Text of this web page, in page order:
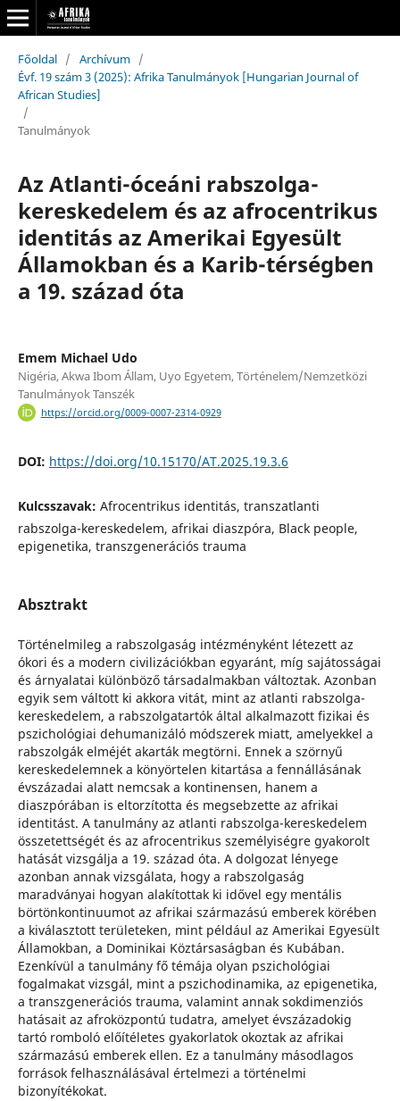
Főoldal / Archívum /
Évf. 19 szám 3 (2025): Afrika Tanulmányok [Hungarian Journal of
African Studies]
/
Tanulmányok
Az Atlanti-óceáni rabszolga-
kereskedelem és az afrocentrikus
identitás az Amerikai Egyesült
Államokban és a Karib-térségben
a 19. század óta
Emem Michael Udo
Nigéria, Akwa Ibom Állam, Uyo Egyetem, Történelem/Nemzetközi
Tanulmányok Tanszék
https://orcid.org/0009-0007-2314-0929
DOI: https://doi.org/10.15170/AT.2025.19.3.6
Kulcsszavak: Afrocentrikus identitás, transzatlanti
rabszolga-kereskedelem, afrikai diaszpóra, Black people,
epigenetika, transzgenerációs trauma
Absztrakt
Történelmileg a rabszolgaság intézményként létezett az
ókori és a modern civilizációkban egyaránt, míg sajátosságai
és árnyalatai különböző társadalmakban változtak. Azonban
egyik sem váltott ki akkora vitát, mint az atlanti rabszolga-
kereskedelem, a rabszolgatartók által alkalmazott fizikai és
pszichológiai dehumanizáló módszerek miatt, amelyekkel a
rabszolgák elméjét akarták megtörni. Ennek a szörnyű
kereskedelemnek a könyörtelen kitartása a fennállásának
évszázadai alatt nemcsak a kontinensen, hanem a
diaszpórában is eltorzította és megsebzette az afrikai
identitást. A tanulmány az atlanti rabszolga-kereskedelem
összetettségét és az afrocentrikus személyiségre gyakorolt
hatását vizsgálja a 19. század óta. A dolgozat lényege
azonban annak vizsgálata, hogy a rabszolgaság
maradványai hogyan alakítottak ki idővel egy mentális
börtönkontinuumot az afrikai származású emberek körében
a kiválasztott területeken, mint például az Amerikai Egyesült
Államokban, a Dominikai Köztársaságban és Kubában.
Ezenkívül a tanulmány fő témája olyan pszichológiai
fogalmakat vizsgál, mint a pszichodinamika, az epigenetika,
a transzgenerációs trauma, valamint annak sokdimenziós
hatásait az afroközpontú tudatra, amelyet évszázadokig
tartó romboló előítéletes gyakorlatok okoztak az afrikai
származású emberek ellen. Ez a tanulmány másodlagos
források felhasználásával értelmezi a történelmi
bizonyítékokat.